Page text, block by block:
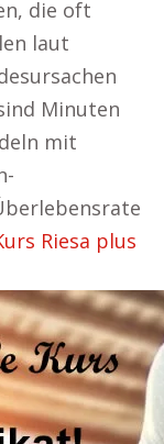
die oft
laut
Minuten
mit
Riesa plus